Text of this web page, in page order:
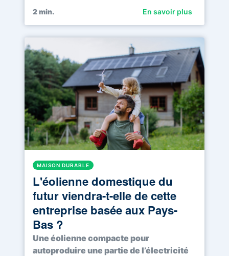
2min. En savoir plus
MAISON DURABLE
L'éolienne domestique du
futur viendra-t-elle de cette
entreprise basée aux Pays-
Bas ?
Une éolienne compacte pour
autoproduire une partie de l’électricité